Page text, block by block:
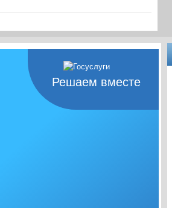
Решаем вместе